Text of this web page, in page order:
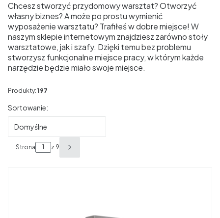
Chcesz stworzyć przydomowy warsztat? Otworzyć
własny biznes? A może po prostu wymienić
wyposażenie warsztatu? Trafiłeś w dobre miejsce! W
naszym sklepie internetowym znajdziesz zarówno stoły
warsztatowe, jak i szafy. Dzięki temu bez problemu
stworzysz funkcjonalne miejsce pracy, w którym każde
narzędzie będzie miało swoje miejsce.
Produkty: 197
Lista produktów
Sortowanie:
Domyślne
Strona z 9 Następne produkty